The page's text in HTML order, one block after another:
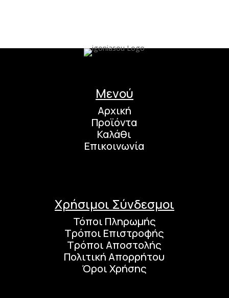
Μενού
Αρχική
Προϊόντα
Καλάθι
Επικοινωνία
Χρήσιμοι Σύνδεσμοι
Τόποι Πληρωμής
Τρόποι Επιστροφής
Τρόποι Αποστολής
Πολιτική Απορρήτου
Όροι Χρήσης